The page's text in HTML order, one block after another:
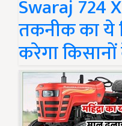
Swaraj 724
तकनीक का ये
करेगा